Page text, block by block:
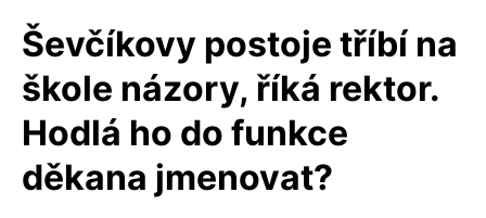
Ševčíkovy postoje tříbí na
škole názory, říká rektor.
Hodlá ho do funkce
děkana jmenovat?